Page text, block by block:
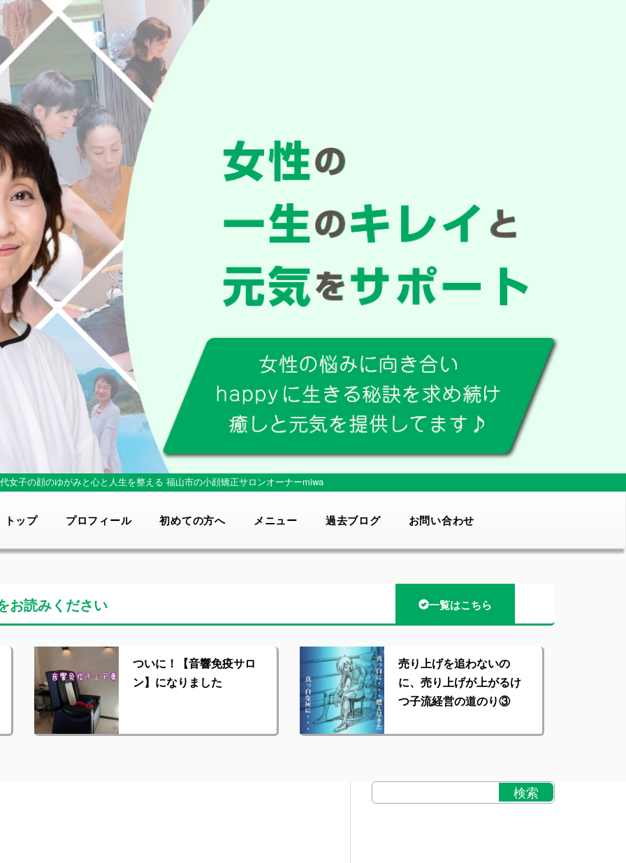
女子の顔のゆがみと心と人生を整える 福山市の小顔矯正サロンオーナーmiwa
トップ プロフィール 初めての方へ メニュー 過去ブログ お問い合わせ
お読みください 一覧はこちら
ついに！【音響免疫サロ
ン】になりました
売り上げを追わないの
に、売り上げが上がるけ
つ子流経営の道のり③